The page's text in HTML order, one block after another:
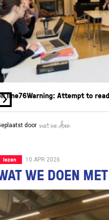
line76Warning: Attempt to
www/vhosts/
themes/watwedoen/
door
lezen 10 APR 2026
WE DOEN